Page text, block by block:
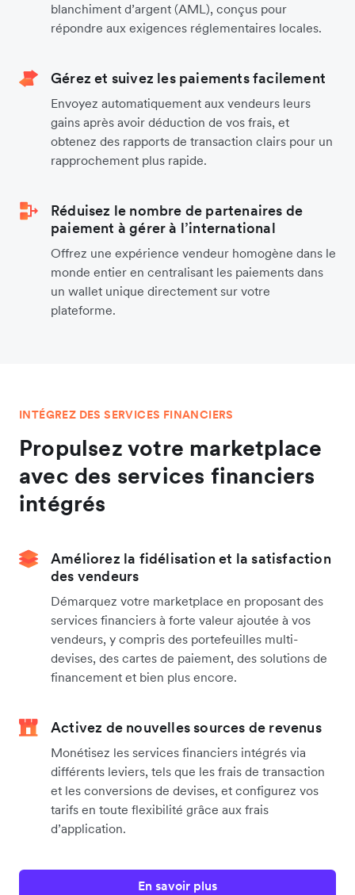
blanchiment d’argent (AML), conçus pour
répondre aux exigences réglementaires locales.
Gérez et suivez les paiements facilement
Envoyez automatiquement aux vendeurs leurs
gains après avoir déduction de vos frais, et
obtenez des rapports de transaction clairs pour un
rapprochement plus rapide.
Réduisez le nombre de partenaires de
paiement à gérer à l’international
Offrez une expérience vendeur homogène dans le
monde entier en centralisant les paiements dans
un wallet unique directement sur votre
plateforme.
INTÉGREZ DES SERVICES FINANCIERS
Propulsez votre marketplace
avec des services financiers
intégrés
Améliorez la fidélisation et la satisfaction
des vendeurs
Démarquez votre marketplace en proposant des
services financiers à forte valeur ajoutée à vos
vendeurs, y compris des portefeuilles multi-
devises, des cartes de paiement, des solutions de
financement et bien plus encore.
Activez de nouvelles sources de revenus
Monétisez les services financiers intégrés via
différents leviers, tels que les frais de transaction
et les conversions de devises, et configurez vos
tarifs en toute flexibilité grâce aux frais
d’application.
En savoir plus